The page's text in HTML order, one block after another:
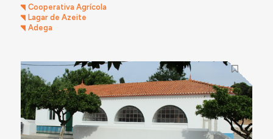
Cooperativa Agrícola
Lagar de Azeite
Adega